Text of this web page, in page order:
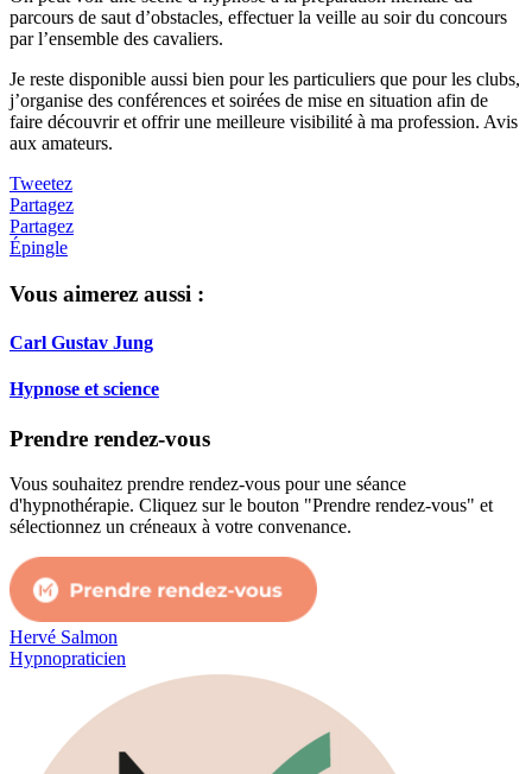
parcours de saut d’obstacles, effectuer la veille au soir du concours
par l’ensemble des cavaliers.
Je reste disponible aussi bien pour les particuliers que pour les clubs,
j’organise des conférences et soirées de mise en situation afin de
faire découvrir et offrir une meilleure visibilité à ma profession. Avis
aux amateurs.
Tweetez
Partagez
Partagez
Épingle
Vous aimerez aussi :
Carl Gustav Jung
Hypnose et science
Prendre rendez-vous
Vous souhaitez prendre rendez-vous pour une séance
d'hypnothérapie. Cliquez sur le bouton "Prendre rendez-vous" et
sélectionnez un créneaux à votre convenance.
Hervé Salmon
Hypnopraticien